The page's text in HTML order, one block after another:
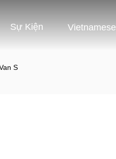
Sự Kiện Vietnamese
S